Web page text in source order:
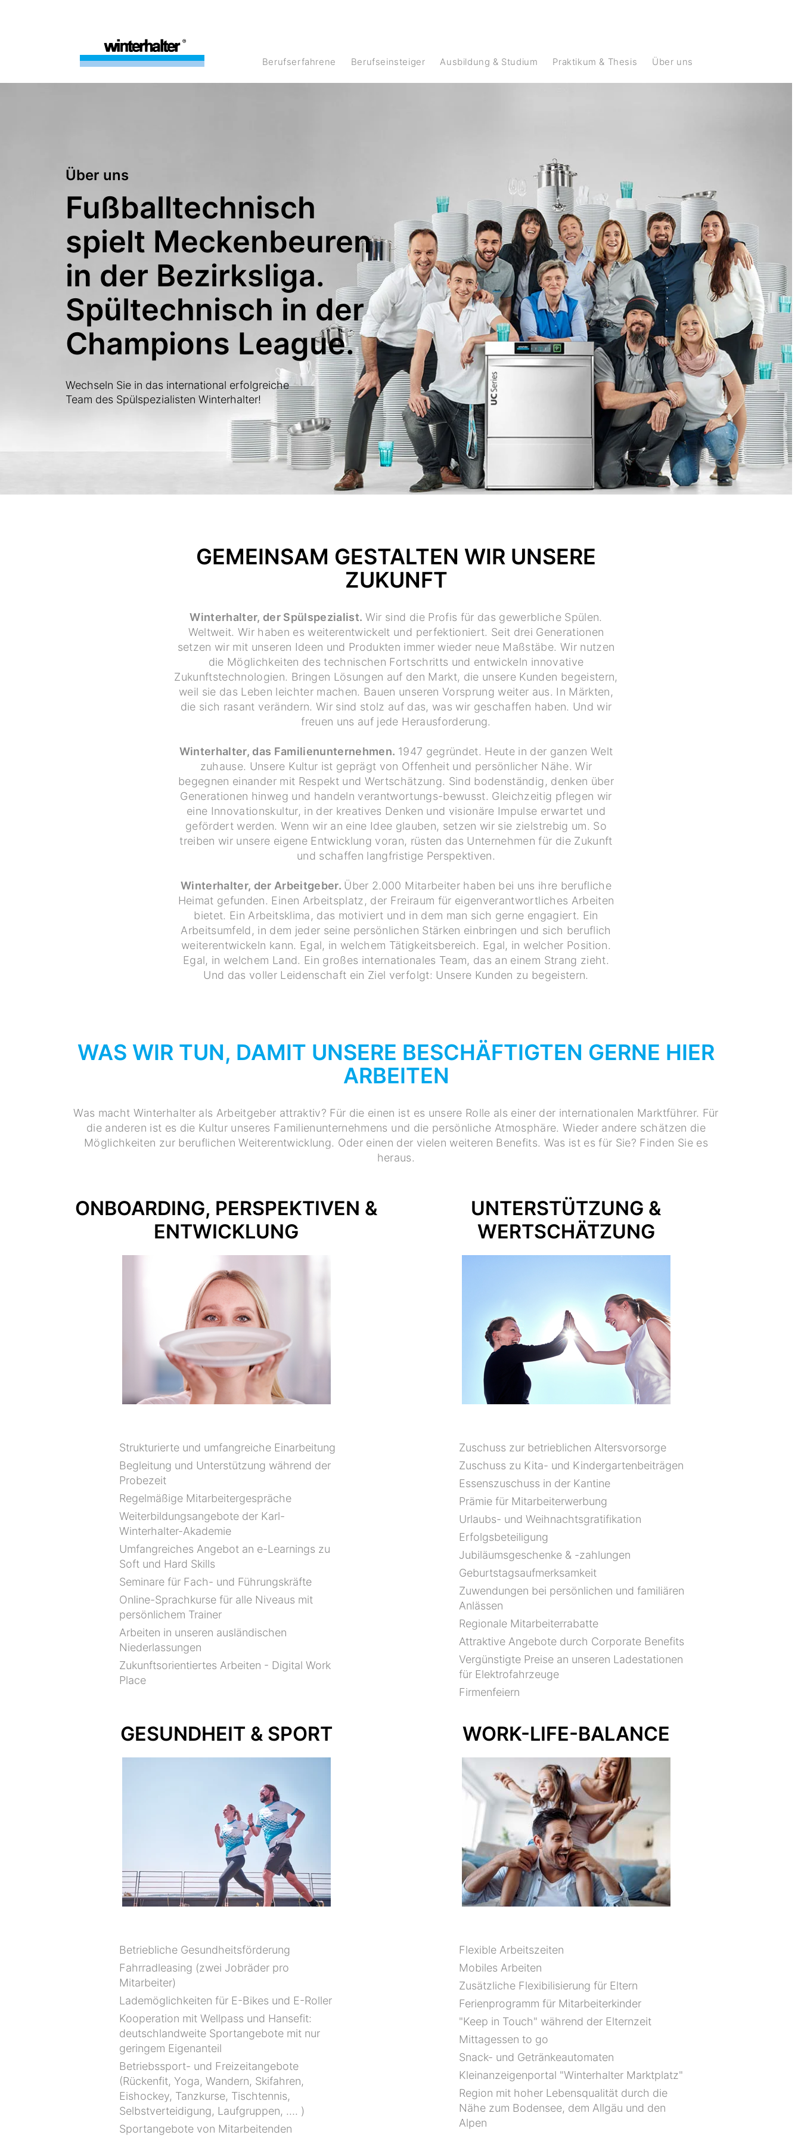
Berufserfahrene Berufseinsteiger Ausbildung & Studium Praktikum & Thesis Über uns
Über uns
Fußballtechnisch
spielt Meckenbeuren
in der Bezirksliga.
Spültechnisch in der
Champions League.
Wechseln Sie in das international erfolgreiche
Team des Spülspezialisten Winterhalter!
GEMEINSAM GESTALTEN WIR UNSERE
ZUKUNFT
Winterhalter, der Spülspezialist. Wir sind die Profis für das gewerbliche Spülen.
Weltweit. Wir haben es weiterentwickelt und perfektioniert. Seit drei Generationen
setzen wir mit unseren Ideen und Produkten immer wieder neue Maßstäbe. Wir nutzen
die Möglichkeiten des technischen Fortschritts und entwickeln innovative
Zukunftstechnologien. Bringen Lösungen auf den Markt, die unsere Kunden begeistern,
weil sie das Leben leichter machen. Bauen unseren Vorsprung weiter aus. In Märkten,
die sich rasant verändern. Wir sind stolz auf das, was wir geschaffen haben. Und wir
freuen uns auf jede Herausforderung.
Winterhalter, das Familienunternehmen. 1947 gegründet. Heute in der ganzen Welt
zuhause. Unsere Kultur ist geprägt von Offenheit und persönlicher Nähe. Wir
begegnen einander mit Respekt und Wertschätzung. Sind bodenständig, denken über
Generationen hinweg und handeln verantwortungs-bewusst. Gleichzeitig pflegen wir
eine Innovationskultur, in der kreatives Denken und visionäre Impulse erwartet und
gefördert werden. Wenn wir an eine Idee glauben, setzen wir sie zielstrebig um. So
treiben wir unsere eigene Entwicklung voran, rüsten das Unternehmen für die Zukunft
und schaffen langfristige Perspektiven.
Winterhalter, der Arbeitgeber. Über 2.000 Mitarbeiter haben bei uns ihre berufliche
Heimat gefunden. Einen Arbeitsplatz, der Freiraum für eigenverantwortliches Arbeiten
bietet. Ein Arbeitsklima, das motiviert und in dem man sich gerne engagiert. Ein
Arbeitsumfeld, in dem jeder seine persönlichen Stärken einbringen und sich beruflich
weiterentwickeln kann. Egal, in welchem Tätigkeitsbereich. Egal, in welcher Position.
Egal, in welchem Land. Ein großes internationales Team, das an einem Strang zieht.
Und das voller Leidenschaft ein Ziel verfolgt: Unsere Kunden zu begeistern.
WAS WIR TUN, DAMIT UNSERE BESCHÄFTIGTEN GERNE HIER
ARBEITEN
Was macht Winterhalter als Arbeitgeber attraktiv? Für die einen ist es unsere Rolle als einer der internationalen Marktführer. Für
die anderen ist es die Kultur unseres Familienunternehmens und die persönliche Atmosphäre. Wieder andere schätzen die
Möglichkeiten zur beruflichen Weiterentwicklung. Oder einen der vielen weiteren Benefits. Was ist es für Sie? Finden Sie es
heraus.
ONBOARDING, PERSPEKTIVEN &
ENTWICKLUNG
Strukturierte und umfangreiche Einarbeitung
Begleitung und Unterstützung während der
Probezeit
Regelmäßige Mitarbeitergespräche
Weiterbildungsangebote der Karl-
Winterhalter-Akademie
Umfangreiches Angebot an e-Learnings zu
Soft und Hard Skills
Seminare für Fach- und Führungskräfte
Online-Sprachkurse für alle Niveaus mit
persönlichem Trainer
Arbeiten in unseren ausländischen
Niederlassungen
Zukunftsorientiertes Arbeiten - Digital Work
Place
UNTERSTÜTZUNG &
WERTSCHÄTZUNG
Zuschuss zur betrieblichen Altersvorsorge
Zuschuss zu Kita- und Kindergartenbeiträgen
Essenszuschuss in der Kantine
Prämie für Mitarbeiterwerbung
Urlaubs- und Weihnachtsgratifikation
Erfolgsbeteiligung
Jubiläumsgeschenke & -zahlungen
Geburtstagsaufmerksamkeit
Zuwendungen bei persönlichen und familiären
Anlässen
Regionale Mitarbeiterrabatte
Attraktive Angebote durch Corporate Benefits
Vergünstigte Preise an unseren Ladestationen
für Elektrofahrzeuge
Firmenfeiern
GESUNDHEIT & SPORT
Betriebliche Gesundheitsförderung
Fahrradleasing (zwei Jobräder pro
Mitarbeiter)
Lademöglichkeiten für E-Bikes und E-Roller
Kooperation mit Wellpass und Hansefit:
deutschlandweite Sportangebote mit nur
geringem Eigenanteil
Betriebssport- und Freizeitangebote
(Rückenfit, Yoga, Wandern, Skifahren,
Eishockey, Tanzkurse, Tischtennis,
Selbstverteidigung, Laufgruppen, …. )
Sportangebote von Mitarbeitenden
WORK-LIFE-BALANCE
Flexible Arbeitszeiten
Mobiles Arbeiten
Zusätzliche Flexibilisierung für Eltern
Ferienprogramm für Mitarbeiterkinder
"Keep in Touch" während der Elternzeit
Mittagessen to go
Snack- und Getränkeautomaten
Kleinanzeigenportal "Winterhalter Marktplatz"
Region mit hoher Lebensqualität durch die
Nähe zum Bodensee, dem Allgäu und den
Alpen